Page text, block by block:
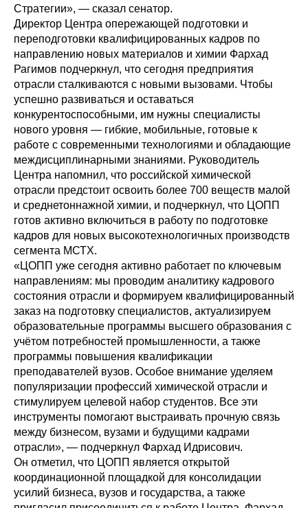
Стратегии», — сказал сенатор.
Директор Центра опережающей подготовки и
переподготовки квалифицированных кадров по
направлению новых материалов и химии Фархад
Рагимов подчеркнул, что сегодня предприятия
отрасли сталкиваются с новыми вызовами. Чтобы
успешно развиваться и оставаться
конкурентоспособными, им нужны специалисты
нового уровня — гибкие, мобильные, готовые к
работе с современными технологиями и обладающие
междисциплинарными знаниями. Руководитель
Центра напомнил, что российской химической
отрасли предстоит освоить более 700 веществ малой
и среднетоннажной химии, и подчеркнул, что ЦОПП
готов активно включиться в работу по подготовке
кадров для новых высокотехнологичных производств
сегмента МСТХ.
«ЦОПП уже сегодня активно работает по ключевым
направлениям: мы проводим аналитику кадрового
состояния отрасли и формируем квалифицированный
заказ на подготовку специалистов, актуализируем
образовательные программы высшего образования с
учётом потребностей промышленности, а также
программы повышения квалификации
преподавателей вузов. Особое внимание уделяем
популяризации профессий химической отрасли и
стимулируем целевой набор студентов. Все эти
инструменты помогают выстраивать прочную связь
между бизнесом, вузами и будущими кадрами
отрасли», — подчеркнул Фархад Идрисович.
Он отметил, что ЦОПП является открытой
координационной площадкой для консолидации
усилий бизнеса, вузов и государства, а также